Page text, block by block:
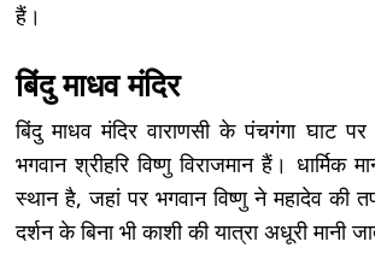
हैं।
बिंदु माधव मंदिर
बिंदु माधव मंदिर वाराणसी के पंचगंगा घाट
भगवान श्रीहरि विष्णु विराजमान हैं। धार्मिक
स्थान है, जहां पर भगवान विष्णु ने महादेव की
दर्शन के बिना भी काशी की यात्रा अधूरी मानी